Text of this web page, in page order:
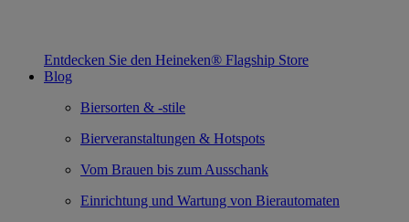
Entdecken Sie den Heineken® Flagship Store
Blog
Biersorten & -stile
Bierveranstaltungen & Hotspots
Vom Brauen bis zum Ausschank
Einrichtung und Wartung von Bierautomaten